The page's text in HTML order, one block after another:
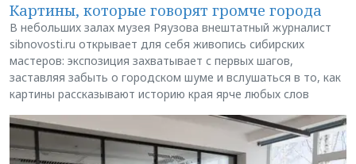
Картины, которые говорят громче города
В небольших залах музея Ряузова внештатный журналист
sibnovosti.ru открывает для себя живопись сибирских
мастеров: экспозиция захватывает с первых шагов,
заставляя забыть о городском шуме и вслушаться в то, как
картины рассказывают историю края ярче любых слов